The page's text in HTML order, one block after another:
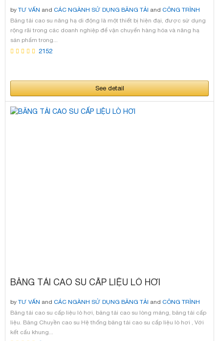
by TƯ VẤN and CÁC NGÀNH SỬ DỤNG BĂNG TẢI and CÔNG TRÌNH
TIÊU BIỂUand SẢN PHẨMandTIN TỨC KATSUMIandSỰ CỐ BĂNG TẢI
and ĐỐI TÁC - KATSUMI DINandBĂNG TẢI KATSUMI DINandNHÀ MÁY
KATSUMIandVẬT TƯ SỬA CHỮA
Băng tải cao su nâng hạ di động là một thiết bị hiện đại, được sử dụng
rộng rãi trong các doanh nghiệp để vận chuyển hàng hóa và nâng hạ
sản phẩm trong...
2152
See detail
BĂNG TẢI CAO SU CẤP LIỆU LÒ HƠI
by TƯ VẤN and CÁC NGÀNH SỬ DỤNG BĂNG TẢI and CÔNG TRÌNH
TIÊU BIỂUand SẢN PHẨM and TIN TỨC KATSUMIandSỰ CỐ BĂNG TẢI
and ĐỐI TÁC - KATSUMI DINandBĂNG TẢI KATSUMI DINand NHÀ MÁY
KATSUMIand
Băng tải cao su cấp liệu lò hơi, băng tải cao su lòng máng, băng tải cấp
liệu. Băng Chuyền cao su Hệ thống băng tải cao su cấp liệu lò hơi , Với
kết cấu khung...